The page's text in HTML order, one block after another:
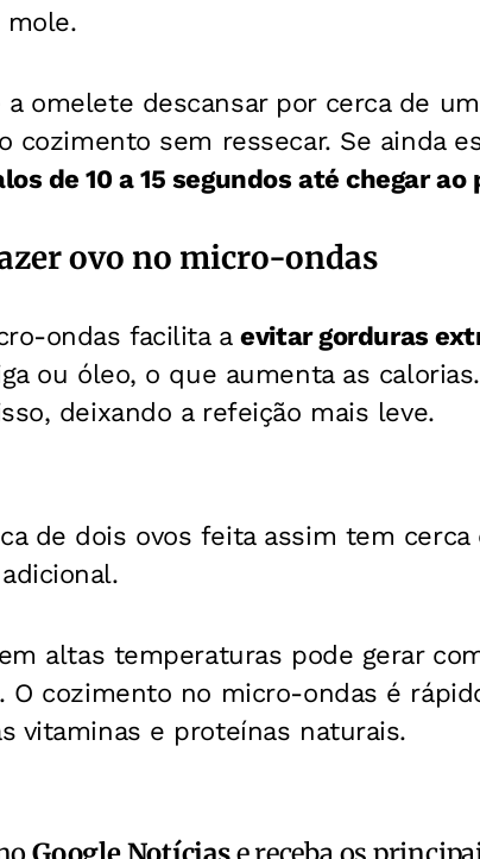
mole.
a omelete descansar por cerca de
cozimento sem ressecar. Se ainda
de 10 a 15 segundos até chegar ao
ovo no micro-ondas
ondas facilita aevitar gorduras
ou óleo, o que aumenta as
deixando a refeição mais leve.
de dois ovos feita assim tem cerca
altas temperaturas pode gerar
cozimento no micro-ondas é
vitaminas e proteínas naturais.